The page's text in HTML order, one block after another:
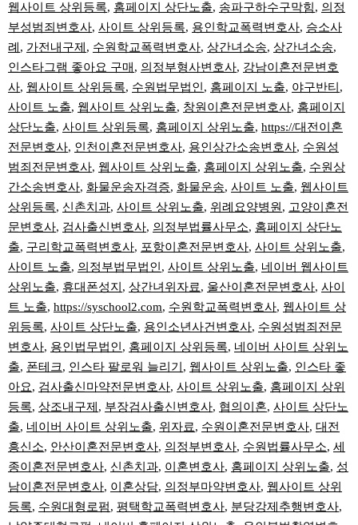
웹사이트 상위등록, 홈페이지 상단노출, 송파구하수구막힘, 의정
부성범죄변호사, 사이트 상위등록, 용인학교폭력변호사, 승소사
례 , 가전내구제 , 수원학교폭력변호사, 상간녀소송, 상간녀소송,
인스타그램 좋아요 구매 , 의정부형사변호사, 강남이혼전문변호
사, 웹사이트 상위등록, 수원법무법인 , 홈페이지 노출, 야구반티 ,
사이트 노출, 웹사이트 상위노출, 창원이혼전문변호사, 홈페이지
상단노출, 사이트 상위등록, 홈페이지 상위노출, https://대전이혼
전문변호사, 인천이혼전문변호사, 용인상간소송변호사, 수원성
범죄전문변호사, 웹사이트 상위노출, 홈페이지 상위노출, 수원상
간소송변호사, 화물운송자격증, 화물운송, 사이트 노출, 웹사이트
상위등록, 신촌치과, 사이트 상위노출, 위례요양병원 , 고양이혼전
문변호사, 검사출신변호사, 의정부법률사무소, 홈페이지 상단노
출, 구리학교폭력변호사, 포항이혼전문변호사, 사이트 상위노출,
사이트 노출, 의정부법무법인 , 사이트 상위노출, 네이버 웹사이트
상위노출, 휴대폰성지 , 상간녀위자료, 울산이혼전문변호사, 사이
트 노출, https://syschool2.com, 수원학교폭력변호사, 웹사이트 상
위등록, 사이트 상단노출, 용인소년사건변호사, 수원성범죄전문
변호사, 용인법무법인 , 홈페이지 상위등록, 네이버 사이트 상위노
출, 폰테크, 인스타 팔로워 늘리기 , 웹사이트 상위노출, 인스타 좋
아요, 검사출신마약전문변호사, 사이트 상위노출, 홈페이지 상위
등록, 상조내구제 , 부장검사출신변호사, 협의이혼, 사이트 상단노
출, 네이버 사이트 상위노출, 위자료, 수원이혼전문변호사, 대전
흥신소, 안산이혼전문변호사, 의정부변호사, 수원법률사무소, 세
종이혼전문변호사, 신촌치과, 이혼변호사, 홈페이지 상위노출, 성
남이혼전문변호사, 이혼상담, 의정부마약변호사, 웹사이트 상위
등록, 수원대형로펌, 평택학교폭력변호사, 분당강제추행변호사,